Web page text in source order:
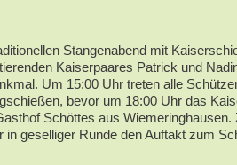
Stangenabend mit
Kaiserpaares Patrick und
Um 15:00 Uhr treten alle
bevor um 18:00 Uhr das
Schöttes aus
geselliger Runde den Auftakt zum